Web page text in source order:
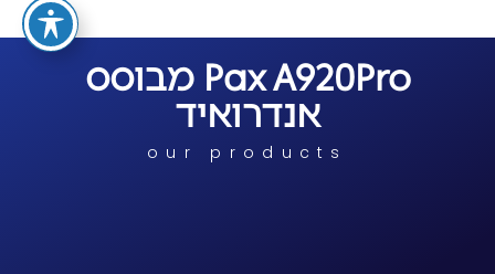
Pax A920Pro מבוסס
אנדרואיד
our products